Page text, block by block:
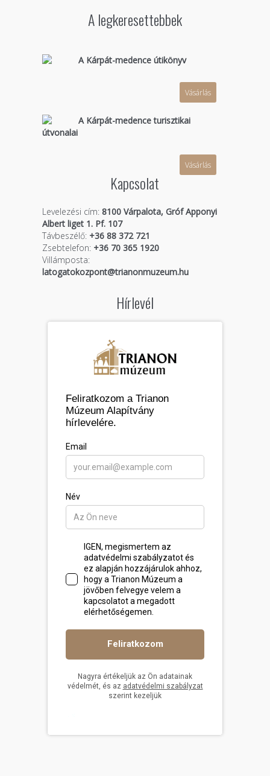
A legkeresettebbek
A Kárpát-medence útikönyv
Vásárlás
A Kárpát-medence turisztikai
útvonalai
Vásárlás
Kapcsolat
Levelezési cím: 8100 Várpalota, Gróf Apponyi
Albert liget 1. Pf. 107
Távbeszélő:+36 88 372 721
Zsebtelefon:+36 70 365 1920
Villámposta:
latogatokozpont@trianonmuzeum.hu
Hírlevél